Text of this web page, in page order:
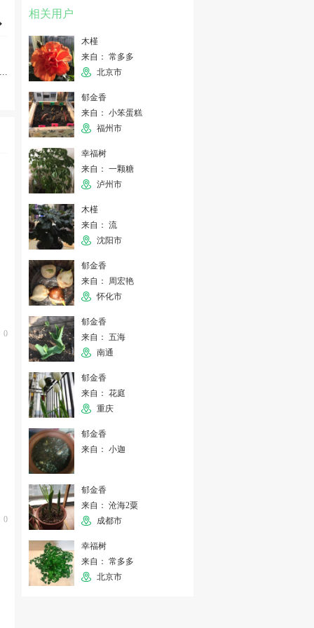
0
0
相关用户
木槿
来自： 常多多
北京市
郁金香
来自： 小笨蛋糕
福州市
幸福树
来自： 一颗糖
泸州市
木槿
来自： 流
沈阳市
郁金香
来自： 周宏艳
怀化市
郁金香
来自： 五海
南通
郁金香
来自： 花庭
重庆
郁金香
来自： 小迦
郁金香
来自： 沧海2粟
成都市
幸福树
来自： 常多多
北京市